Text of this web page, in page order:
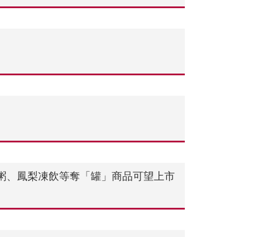
、鳳梨凍飲等奪「罐」商品可望上市